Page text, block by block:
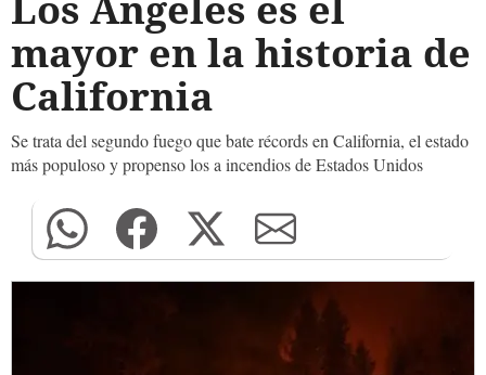
mayor en la historia de
California
Se trata del segundo fuego que bate récords en California, el estado
más populoso y propenso los a incendios de Estados Unidos